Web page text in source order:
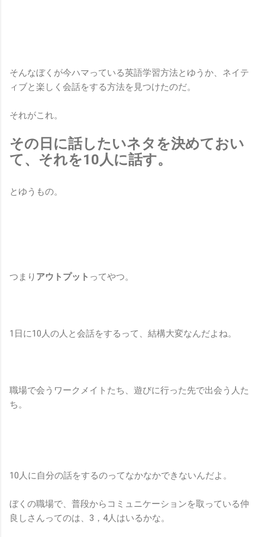
そんなぼくが今ハマっている英語学習方法とゆうか、ネイテ
ィブと楽しく会話をする方法を見つけたのだ。
それがこれ。
その日に話したいネタを決めておい
て、それを10人に話す。
とゆうもの。
つまり アウトプット ってやつ。
1日に10人の人と会話をするって、結構大変なんだよね。
職場で会うワークメイトたち、遊びに行った先で出会う人た
ち。
10人に自分の話をするのってなかなかできないんだよ。
ぼくの職場で、普段からコミュニケーションを取っている仲
良しさんってのは、3，4人はいるかな。